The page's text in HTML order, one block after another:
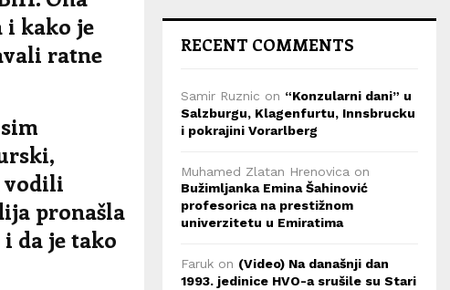
i kako je
ratne
vodili
pronašla
da je tako
RECENT COMMENTS
Samir Ruznic on “Konzularni dani” u
Salzburgu, Klagenfurtu, Innsbrucku
i pokrajini Vorarlberg
Muhamed Zlatan Hrenovica on
Bužimljanka Emina Šahinović
profesorica na prestižnom
univerzitetu u Emiratima
Faruk on (Video) Na današnji dan
1993. jedinice HVO-a srušile su Stari